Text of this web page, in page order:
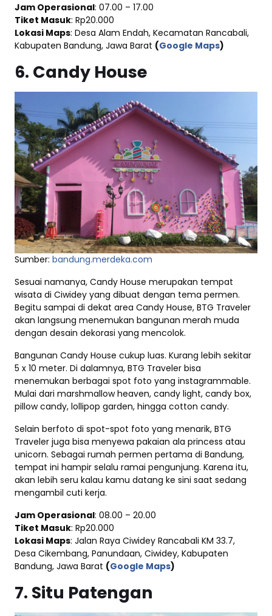
Jam Operasional: 07.00 – 17.00
Tiket Masuk: Rp20.000
Lokasi Maps: Desa Alam Endah, Kecamatan Rancabali,
Kabupaten Bandung, Jawa Barat (Google Maps)
6. Candy House
Sumber: bandung.merdeka.com
Sesuai namanya, Candy House merupakan tempat
wisata di Ciwidey yang dibuat dengan tema permen.
Begitu sampai di dekat area Candy House, BTG Traveler
akan langsung menemukan bangunan merah muda
dengan desain dekorasi yang mencolok.
Bangunan Candy House cukup luas. Kurang lebih sekitar
5 x 10 meter. Di dalamnya, BTG Traveler bisa
menemukan berbagai spot foto yang instagrammable.
Mulai dari marshmallow heaven, candy light, candy box,
pillow candy, lollipop garden, hingga cotton candy.
Selain berfoto di spot-spot foto yang menarik, BTG
Traveler juga bisa menyewa pakaian ala princess atau
unicorn. Sebagai rumah permen pertama di Bandung,
tempat ini hampir selalu ramai pengunjung. Karena itu,
akan lebih seru kalau kamu datang ke sini saat sedang
mengambil cuti kerja.
Jam Operasional: 08.00 – 20.00
Tiket Masuk: Rp20.000
Lokasi Maps: Jalan Raya Ciwidey Rancabali KM 33.7,
Desa Cikembang, Panundaan, Ciwidey, Kabupaten
Bandung, Jawa Barat (Google Maps)
7. Situ Patengan